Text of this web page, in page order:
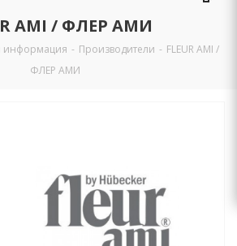
AMI / ФЛЕР АМИ
информация - Производители - FLEUR AMI /
ФЛЕР АМИ